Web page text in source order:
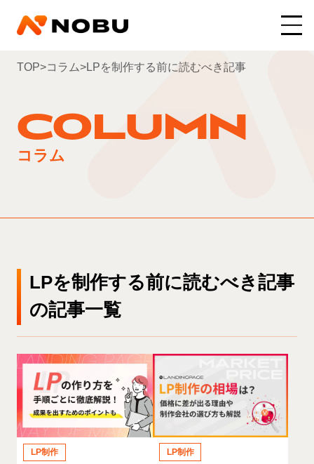
TOP>コラム>LPを制作する前に読むべき記事
COLUMN
コラム
LPを制作する前に読むべき記事
の記事一覧
LP制作 LP制作